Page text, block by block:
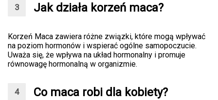
Jak działa korzeń maca?
Korzeń Maca zawiera różne związki, które mogą wpływać
na poziom hormonów i wspierać ogólne samopoczucie.
Uważa się, że wpływa na układ hormonalny i promuje
równowagę hormonalną w organizmie.
Co maca robi dla kobiety?